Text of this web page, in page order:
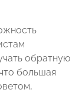
обратную
большая